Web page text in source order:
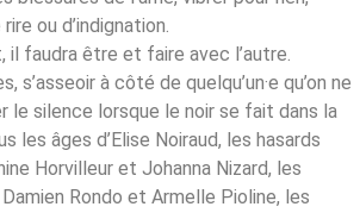
ou d’indignation.
il faudra être et faire avec l’autre.
s’asseoir à côté de quelqu’un·e qu’on ne
le silence lorsque le noir se fait dans la
les âges d’Elise Noiraud, les hasards
Horvilleur et Johanna Nizard, les
Rondo et Armelle Pioline, les